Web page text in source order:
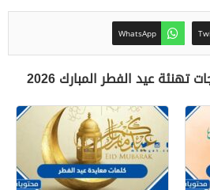
WhatsApp
عيد الفطر المبارك 2026